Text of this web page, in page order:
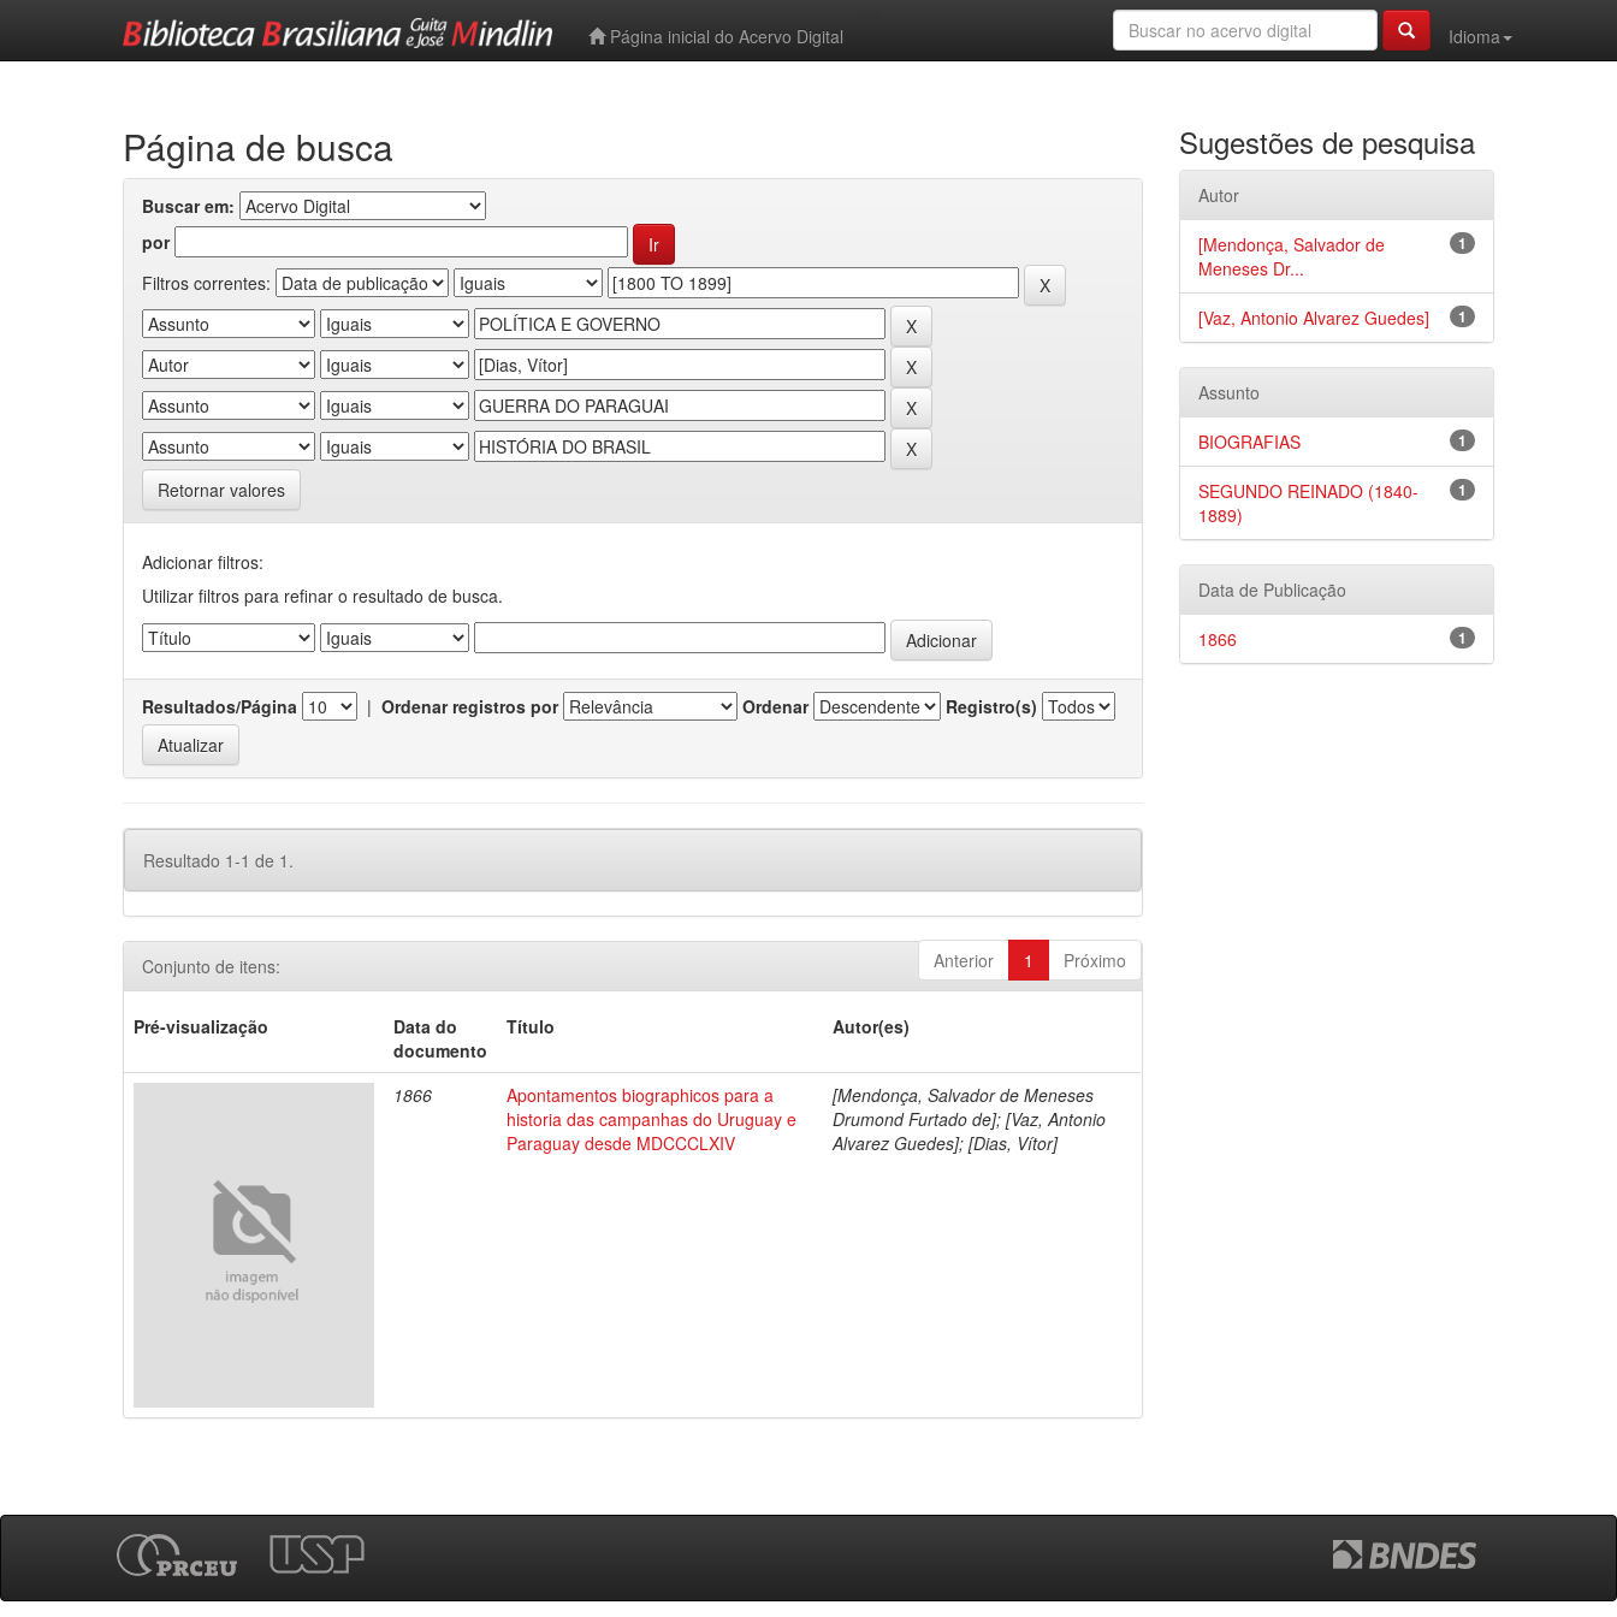
Página inicial do Acervo Digital
Idioma
Página de busca
Buscar em:
por
Filtros correntes:
Retornar valores
Adicionar filtros:
Utilizar filtros para refinar o resultado de busca.
Resultados/Página | Ordenar registros por Ordenar Registro(s)
Resultado 1-1 de 1.
Anterior 1 Próximo
Conjunto de itens:
Pré-visualização
Data do
documento
Título Autor(es)
1866
Apontamentos biographicos para a
historia das campanhas do Uruguay e
Paraguay desde MDCCCLXIV
[Mendonça, Salvador de Meneses
Drumond Furtado de]; [Vaz, Antonio
Alvarez Guedes]; [Dias, Vítor]
Sugestões de pesquisa
Autor
1
[Mendonça, Salvador de
Meneses Dr...
1
[Vaz, Antonio Alvarez Guedes]
Assunto
1
BIOGRAFIAS
1
SEGUNDO REINADO (1840-
1889)
Data de Publicação
1
1866